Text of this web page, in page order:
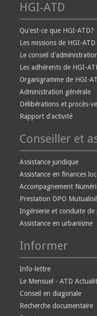
HGI-ATD
Qu'est-ce que HGI-ATD?
Les missions de HGI-ATD
Le conseil
Les adhérents de HGI-
Organigramme de HGI-
Administration générale
Délibérations et procès-
Rapport d'activité
Conseiller et
Assistance juridique
Assistance en finances
Accompagnement
Prestation DPO Mutualisé
Ingénierie et conduite de
Assistance en urbanisme
Informer
Info-lettre
Le Mensuel - ATD
Conseil en diagonale
Recherche documentaire